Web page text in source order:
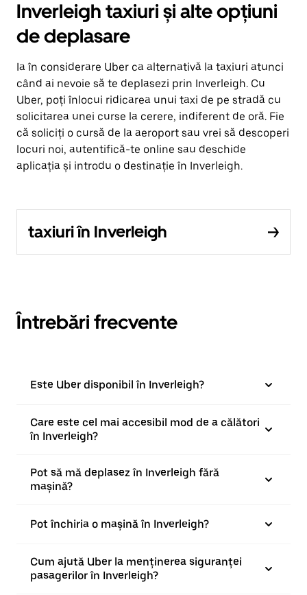
Inverleigh taxiuri și alte opțiuni
de deplasare
Ia în considerare Uber ca alternativă la taxiuri atunci
când ai nevoie să te deplasezi prin Inverleigh. Cu
Uber, poți înlocui ridicarea unui taxi de pe stradă cu
solicitarea unei curse la cerere, indiferent de oră. Fie
că soliciți o cursă de la aeroport sau vrei să descoperi
locuri noi, autentifică-te online sau deschide
aplicația și introdu o destinație în Inverleigh.
taxiuri în Inverleigh
Întrebări frecvente
Este Uber disponibil în Inverleigh?
Care este cel mai accesibil mod de a călători
în Inverleigh?
Pot să mă deplasez în Inverleigh fără
mașină?
Pot închiria o mașină în Inverleigh?
Cum ajută Uber la menținerea siguranței
pasagerilor în Inverleigh?